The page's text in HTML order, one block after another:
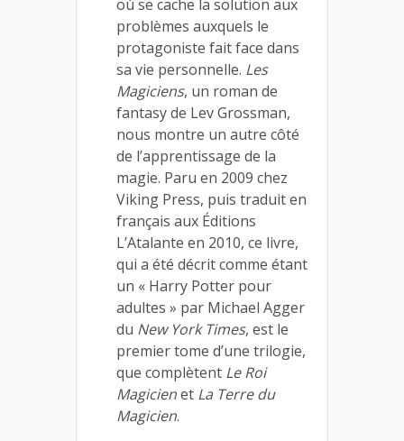
où se cache la solution aux
problèmes auxquels le
protagoniste fait face dans
sa vie personnelle. Les
Magiciens, un roman de
fantasy de Lev Grossman,
nous montre un autre côté
de l’apprentissage de la
magie. Paru en 2009 chez
Viking Press, puis traduit en
français aux Éditions
L’Atalante en 2010, ce livre,
qui a été décrit comme étant
un « Harry Potter pour
adultes » par Michael Agger
du New York Times, est le
premier tome d’une trilogie,
que complètent Le Roi
Magicienet La Terre du
Magicien.